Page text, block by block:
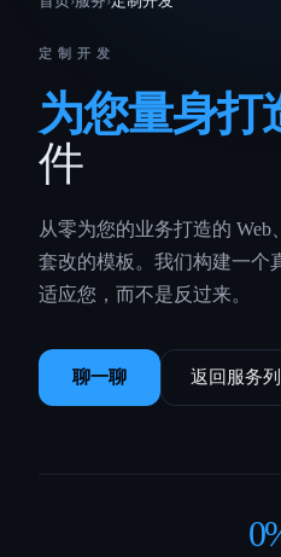
定制开发
为您量身打
件
从零为您的业务打造的
套改的模板。我们构建一个
适应您，而不是反过来。
聊一聊 返回服务
0